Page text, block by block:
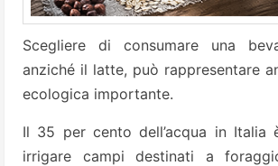
Scegliere di consumare una
anziché il latte, può rappresentare
ecologica importante.
Il 35 per cento dell’acqua in Italia
irrigare campi destinati a